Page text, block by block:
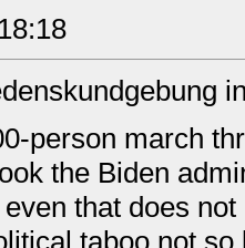
person march
the Biden
that does
taboo not